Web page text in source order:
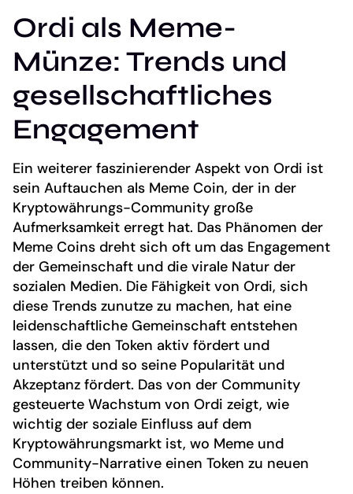
Ordi als Meme-
Münze: Trends und
gesellschaftliches
Engagement
Ein weiterer faszinierender Aspekt von Ordi ist
sein Auftauchen als Meme Coin, der in der
Kryptowährungs-Community große
Aufmerksamkeit erregt hat. Das Phänomen der
Meme Coins dreht sich oft um das Engagement
der Gemeinschaft und die virale Natur der
sozialen Medien. Die Fähigkeit von Ordi, sich
diese Trends zunutze zu machen, hat eine
leidenschaftliche Gemeinschaft entstehen
lassen, die den Token aktiv fördert und
unterstützt und so seine Popularität und
Akzeptanz fördert. Das von der Community
gesteuerte Wachstum von Ordi zeigt, wie
wichtig der soziale Einfluss auf dem
Kryptowährungsmarkt ist, wo Meme und
Community-Narrative einen Token zu neuen
Höhen treiben können.